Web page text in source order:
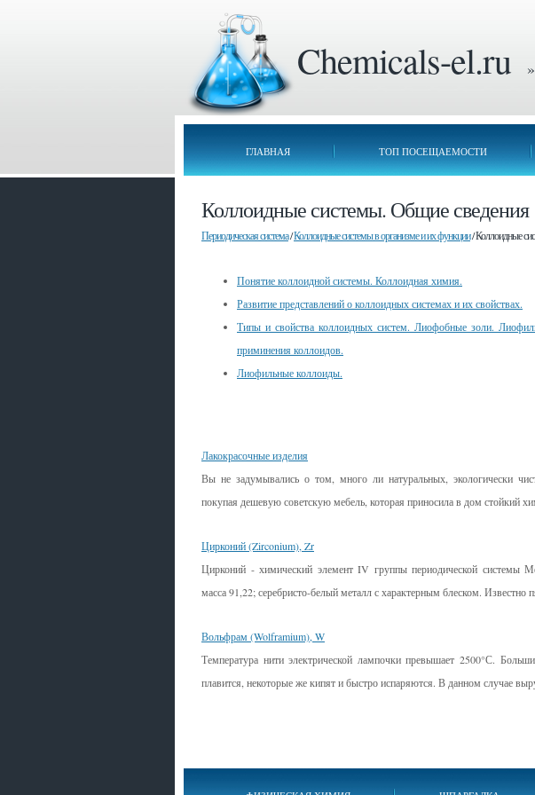
Chemicals-el.ru
ГЛАВНАЯ ТОП ПОСЕЩАЕМОСТИ
Коллоидные системы. Общие сведения
Периодическая система/Коллоидные системы в организме и их функции/ Коллоидные
Понятие коллоидной системы. Коллоидная химия.
Развитие представлений о коллоидных системах и их свойствах.
Типы и свойства коллоидных систем. Лиофобные золи.
приминения коллоидов.
Лиофильные коллоиды.
Лакокрасочные изделия
Вы не задумывались о том, много ли натуральных, экологически
покупая дешевую советскую мебель, которая приносила в дом стойкий
Цирконий (Zirconium), Zr
Цирконий - химический элемент IV группы периодической системы
масса 91,22; серебристо-белый металл с характерным блеском.
Вольфрам (Wolframium), W
Температура нити электрической лампочки превышает 2500°С.
плавится, некоторые же кипят и быстро испаряются. В данном случае